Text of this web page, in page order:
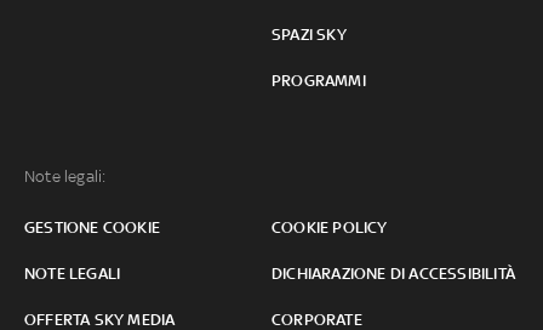
SPAZI SKY
PROGRAMMI
Note legali:
GESTIONE COOKIE COOKIE POLICY
NOTE LEGALI DICHIARAZIONE DI ACCESSIBILITÀ
OFFERTA SKY MEDIA CORPORATE